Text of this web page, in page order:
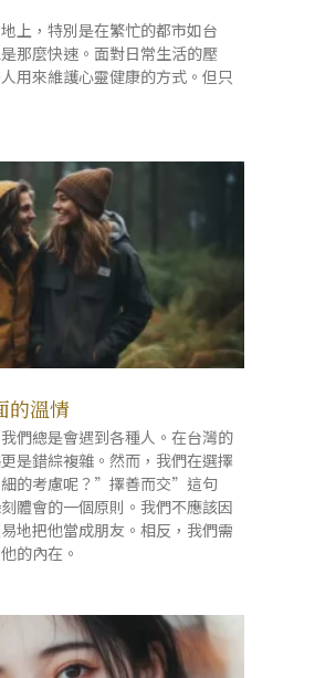
上，特別是在繁忙的都市如台
那麼快速。面對日常生活的壓
用來維護心靈健康的方式。但只
的溫情
們總是會遇到各種人。在台灣的
是錯綜複雜。然而，我們在選擇
細的考慮呢？”擇善而交”這句
體會的一個原則。我們不應該因
地把他當成朋友。相反，我們需
的內在。